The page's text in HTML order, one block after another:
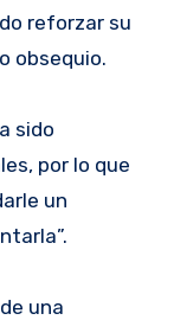
reforzar su
obsequio.
sido
por lo que
un
una